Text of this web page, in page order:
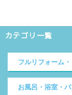
カテゴリ一覧
フルリフォーム
お風呂・浴室・